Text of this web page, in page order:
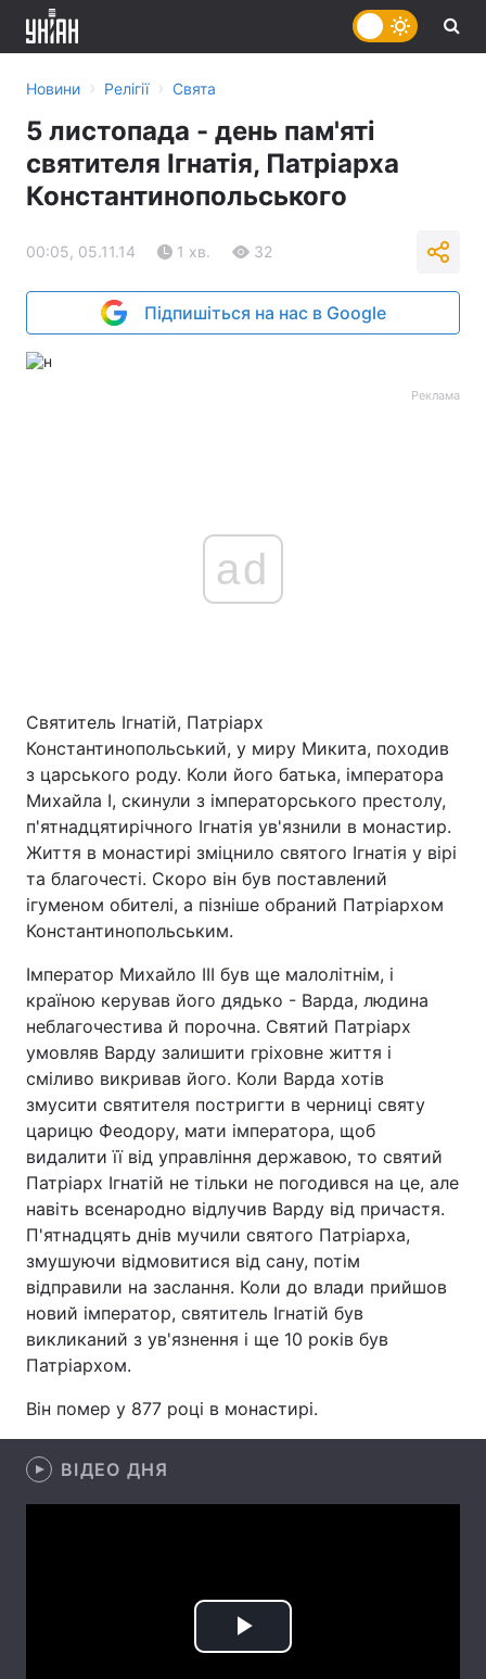
Головна Війна
Україна Політика
Економіка Світ
Спорт Наука
Техно і зв'язок Лайт
Зброя Інциденти
Здоров'я Туризм
Цікавинки Погода
Думки
Вакансії
Новини › Релігії › Свята
5 листопада - день пам'яті
святителя Ігнатія, Патріарха
Константинопольського
00:05, 05.11.14 1 хв. 32
Підпишіться на нас в Google
Реклама
ad
Святитель Ігнатій, Патріарх
Константинопольський, у миру Микита, походив
з царського роду. Коли його батька, імператора
Михайла I, скинули з імператорського престолу,
п'ятнадцятирічного Ігнатія ув'язнили в монастир.
Життя в монастирі зміцнило святого Ігнатія у вірі
та благочесті. Скоро він був поставлений
ігуменом обителі, а пізніше обраний Патріархом
Константинопольським.
Імператор Михайло III був ще малолітнім, і
країною керував його дядько - Варда, людина
неблагочестива й порочна. Святий Патріарх
умовляв Варду залишити гріховне життя і
сміливо викривав його. Коли Варда хотів
змусити святителя постригти в черниці святу
царицю Феодору, мати імператора, щоб
видалити її від управління державою, то святий
Патріарх Ігнатій не тільки не погодився на це, але
навіть всенародно відлучив Варду від причастя.
П'ятнадцять днів мучили святого Патріарха,
змушуючи відмовитися від сану, потім
відправили на заслання. Коли до влади прийшов
новий імператор, святитель Ігнатій був
викликаний з ув'язнення і ще 10 років був
Патріархом.
Він помер у 877 році в монастирі.
ВІДЕО ДНЯ
Play